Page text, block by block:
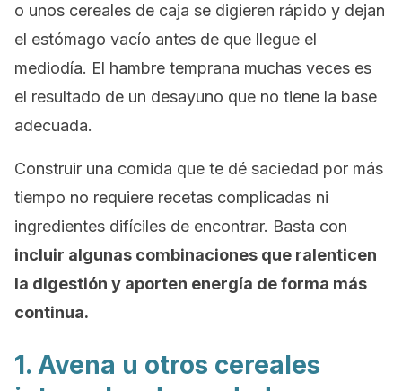
o unos cereales de caja se digieren rápido y dejan
el estómago vacío antes de que llegue el
mediodía. El hambre temprana muchas veces es
el resultado de un desayuno que no tiene la base
adecuada.
Construir una comida que te dé saciedad por más
tiempo no requiere recetas complicadas ni
ingredientes difíciles de encontrar. Basta con
incluir algunas combinaciones que ralenticen
la digestión y aporten energía de forma más
continua.
1. Avena u otros cereales